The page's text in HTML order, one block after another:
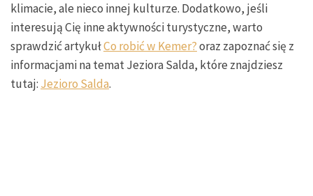
klimacie, ale nieco innej kulturze. Dodatkowo, jeśli
interesują Cię inne aktywności turystyczne, warto
sprawdzić artykułCo robić w Kemer?oraz zapoznać się z
informacjami na temat Jeziora Salda, które znajdziesz
tutaj: Jezioro Salda.